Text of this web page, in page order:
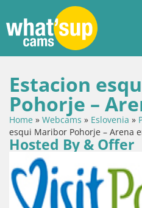
Estacion
Pohorje –
Home » Webcams » Eslovenia »
esqui Maribor Pohorje – Arena
Hosted By & Offer